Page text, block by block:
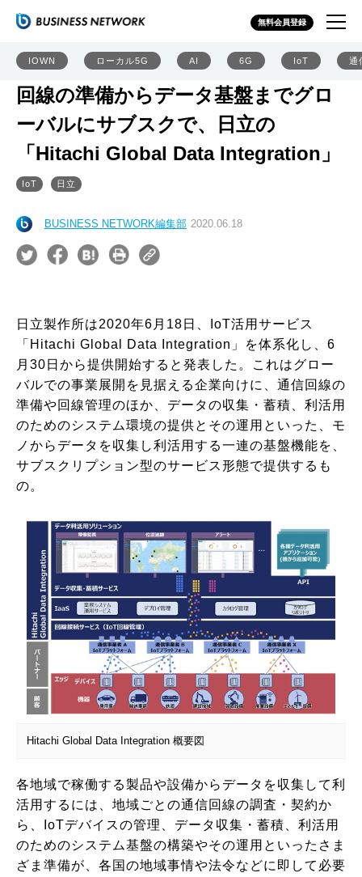
無料会員登録
IOWN ローカル5G AI 6G IoT 通
回線の準備からデータ基盤までグロ
ーバルにサブスクで、日立の
「Hitachi Global Data Integration」
IoT 日立
BUSINESS NETWORK編集部 2020.06.18
日立製作所は2020年6月18日、IoT活用サービス
「Hitachi Global Data Integration」を体系化し、6
月30日から提供開始すると発表した。これはグロー
バルでの事業展開を見据える企業向けに、通信回線の
準備や回線管理のほか、データの収集・蓄積、利活用
のためのシステム環境の提供とその運用といった、モ
ノからデータを収集し利活用する一連の基盤機能を、
サブスクリプション型のサービス形態で提供するも
の。
Hitachi Global Data Integration 概要図
各地域で稼働する製品や設備からデータを収集して利
活用するには、地域ごとの通信回線の調査・契約か
ら、IoTデバイスの管理、データ収集・蓄積、利活用
のためのシステム基盤の構築やその運用といったさま
ざま準備が、各国の地域事情や法令などに即して必要